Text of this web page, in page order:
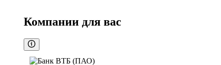
Компании для вас